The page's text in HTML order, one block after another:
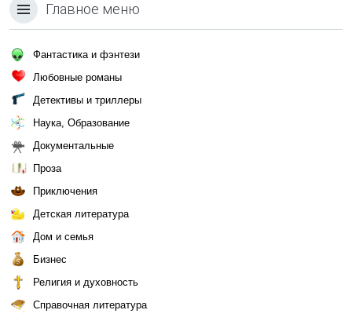
Главное меню
Фантастика и фэнтези
Любовные романы
Детективы и триллеры
Наука, Образование
Документальные
Проза
Приключения
Детская литература
Дом и семья
Бизнес
Религия и духовность
Справочная литература